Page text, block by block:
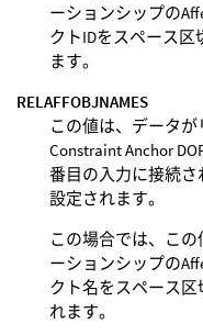
ーションシップの
クトIDをスペース
ます。
RELAFFOBJNAMES
この値は、データが
Constraint Anchor
番目の入力に接続
設定されます。
この場合では、こ
ーションシップの
クト名をスペース
れます。